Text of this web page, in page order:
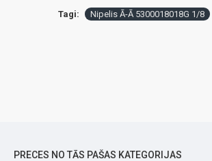
Tagi: Nipelis Ā-Ā 5300018018G 1/8
PRECES NO TĀS PAŠAS KATEGORIJAS